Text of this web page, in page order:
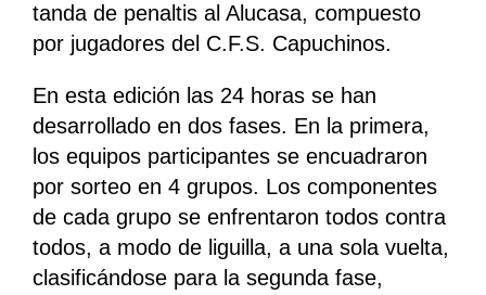
tanda de penaltis al Alucasa, compuesto
por jugadores del C.F.S. Capuchinos.
En esta edición las 24 horas se han
desarrollado en dos fases. En la primera,
los equipos participantes se encuadraron
por sorteo en 4 grupos. Los componentes
de cada grupo se enfrentaron todos contra
todos, a modo de liguilla, a una sola vuelta,
clasificándose para la segunda fase,